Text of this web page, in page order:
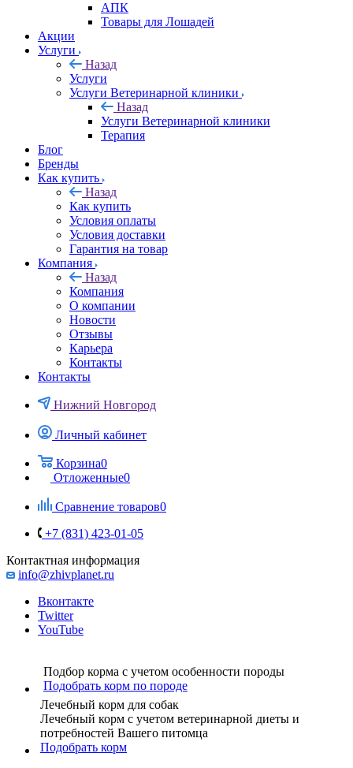
АПК
Товары для Лошадей
Акции
Услуги
Назад
Услуги
Услуги Ветеринарной клиники
Назад
Услуги Ветеринарной клиники
Терапия
Блог
Бренды
Как купить
Назад
Как купить
Условия оплаты
Условия доставки
Гарантия на товар
Компания
Назад
Компания
О компании
Новости
Отзывы
Карьера
Контакты
Контакты
Нижний Новгород
Личный кабинет
Корзина0
Отложенные0
Сравнение товаров0
+7 (831) 423-01-05
Контактная информация
info@zhivplanet.ru
Вконтакте
Twitter
YouTube
Подбор корма с учетом особенности породы
Подобрать корм по породе
Лечебный корм для собак
Лечебный корм с учетом ветеринарной диеты и
потребностей Вашего питомца
Подобрать корм